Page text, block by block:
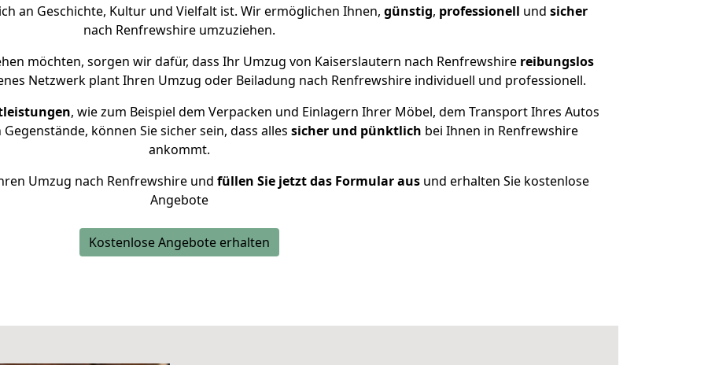
an Geschichte, Kultur und Vielfalt ist. Wir ermöglichen Ihnen, günstig, professionell und sicher
nach Renfrewshire umzuziehen.
möchten, sorgen wir dafür, dass Ihr Umzug von Kaiserslautern nach Renfrewshire reibungslos
Netzwerk plant Ihren Umzug oder Beiladung nach Renfrewshire individuell und professionell.
, wie zum Beispiel dem Verpacken und Einlagern Ihrer Möbel, dem Transport Ihres Autos
können Sie sicher sein, dass alles sicher und pünktlich bei Ihnen in Renfrewshire
ankommt.
Umzug nach Renfrewshire und füllen Sie jetzt das Formular aus und erhalten Sie kostenlose
Angebote
Kostenlose Angebote erhalten